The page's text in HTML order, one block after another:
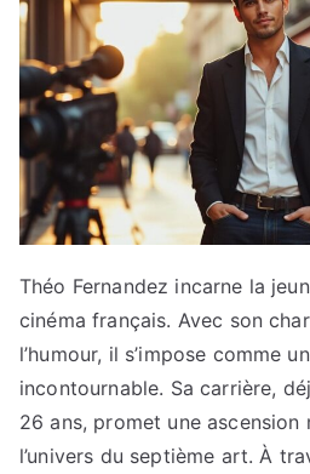
Théo Fernandez incarne la
cinéma français. Avec son
l’humour, il s’impose comme
incontournable. Sa carrière,
26 ans, promet une ascension
l’univers du septième art. À